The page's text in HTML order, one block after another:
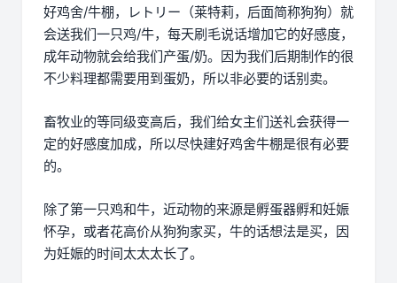
好鸡舍/牛棚，レトリー（莱特莉，后面简称狗狗）就
会送我们一只鸡/牛，每天刷毛说话增加它的好感度，
成年动物就会给我们产蛋/奶。因为我们后期制作的很
不少料理都需要用到蛋奶，所以非必要的话别卖。
畜牧业的等同级变高后，我们给女主们送礼会获得一
定的好感度加成，所以尽快建好鸡舍牛棚是很有必要
的。
除了第一只鸡和牛，近动物的来源是孵蛋器孵和妊娠
怀孕，或者花高价从狗狗家买，牛的话想法是买，因
为妊娠的时间太太太长了。